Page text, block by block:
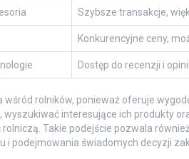
Szybsze transakcje,
Konkurencyjne ceny,
Dostęp do recenzji i
rolników, ponieważ oferuje
interesujące ich produkty
Takie podejście pozwala
i podejmowania świadomych decyzji